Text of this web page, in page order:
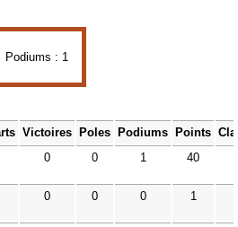
Podiums : 1
Victoires Poles Podiums Points
0 0 1 40
0 0 0 1